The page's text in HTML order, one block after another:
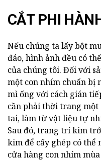
CẮT PHI
Nếu chúng ta lấy bột
đáo, hình ảnh đều có
của chúng tôi. Đối với
một con nhím chuẩn bị
mì ống với cách gián
cần phải thời trang một
tai, làm từ vật liệu tự
Sau đó, trang trí kim
kim để cấy ghép có thể
cửa hàng con nhím